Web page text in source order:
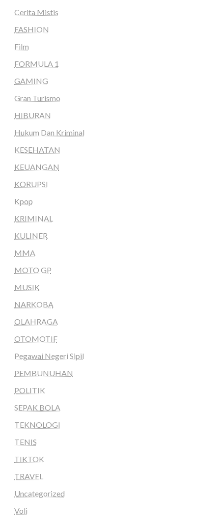
Cerita Mistis
FASHION
Film
FORMULA 1
GAMING
Gran Turismo
HIBURAN
Hukum Dan Kriminal
KESEHATAN
KEUANGAN
KORUPSI
Kpop
KRIMINAL
KULINER
MMA
MOTO GP
MUSIK
NARKOBA
OLAHRAGA
OTOMOTIF
Pegawai Negeri Sipil
PEMBUNUHAN
POLITIK
SEPAK BOLA
TEKNOLOGI
TENIS
TIKTOK
TRAVEL
Uncategorized
Voli